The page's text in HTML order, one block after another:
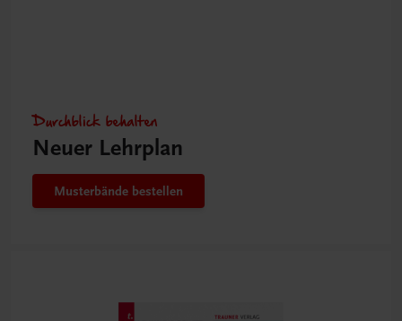
Durchblick behalten
Neuer Lehrplan
Musterbände bestellen